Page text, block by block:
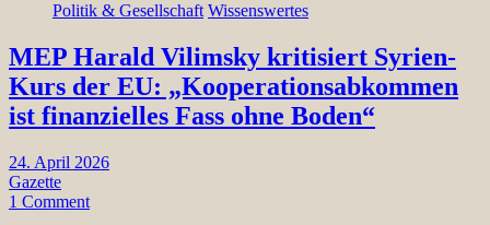
Politik & Gesellschaft Wissenswertes
MEP Harald Vilimsky kritisiert Syrien-
Kurs der EU: „Kooperationsabkommen
ist finanzielles Fass ohne Boden“
24. April 2026
Gazette
1 Comment